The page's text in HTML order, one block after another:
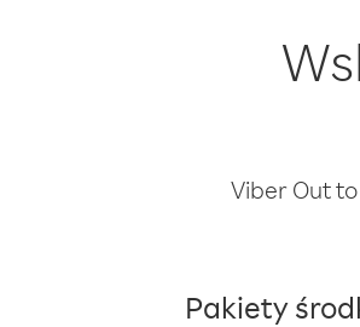
Viber Out
Pakiety